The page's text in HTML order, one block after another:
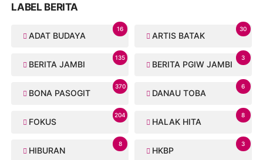
LABEL BERITA
ADAT BUDAYA
16
ARTIS BATAK
30
BERITA JAMBI
135
BERITA PGIW JAMBI
3
BONA PASOGIT
370
DANAU TOBA
6
FOKUS
204
HALAK HITA
8
HIBURAN
8
HKBP
3